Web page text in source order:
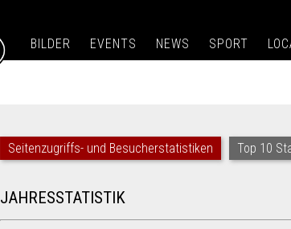
BILDER EVENTS NEWS SPORT
Seitenzugriffs- und Besucherstatistiken Top 10
JAHRESSTATISTIK